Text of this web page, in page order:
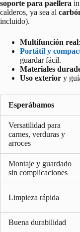
soporte para paellera
calderos, ya sea al
incluido).
Multifunción real
Portátil y
guardar fácil.
Materiales
Uso exterior y
Esperábamos
Versatilidad para
carnes, verduras y
arroces
Montaje y guardado
sin complicaciones
Limpieza rápida
Buena durabilidad